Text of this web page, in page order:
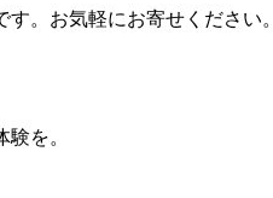
。お気軽にお寄せください。
を。